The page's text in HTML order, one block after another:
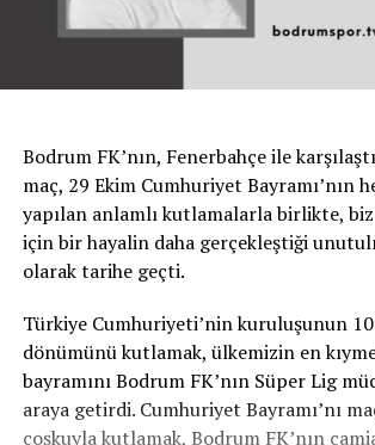
Bodrum FK’nın, Fenerbahçe ile
maç, 29 Ekim Cumhuriyet Bayramı’nın
yapılan anlamlı kutlamalarla birlikte,
için bir hayalin daha gerçekleştiği
olarak tarihe geçti.
Türkiye Cumhuriyeti’nin kuruluşunun
dönümünü kutlamak, ülkemizin en
bayramını Bodrum FK’nın Süper Lig
araya getirdi. Cumhuriyet Bayramı’nı
coşkuyla kutlamak, Bodrum FK’nın